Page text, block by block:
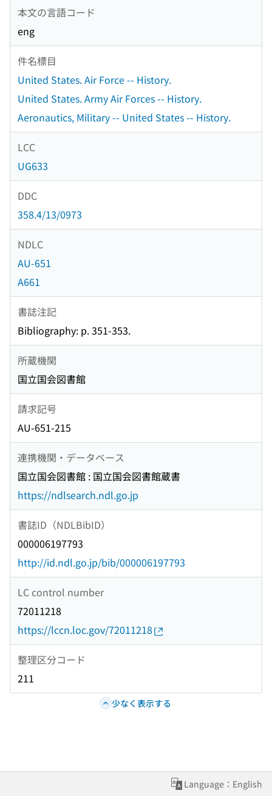
本文の言語コード
eng
件名標目
United States. Air Force -- History.
United States. Army Air Forces -- History.
Aeronautics, Military -- United States -- History.
LCC
UG633
DDC
358.4/13/0973
NDLC
AU-651
A661
書誌注記
Bibliography: p. 351-353.
所蔵機関
国立国会図書館
請求記号
AU-651-215
連携機関・データベース
国立国会図書館 : 国立国会図書館蔵書
https://ndlsearch.ndl.go.jp
書誌ID（NDLBibID）
000006197793
http://id.ndl.go.jp/bib/000006197793
LC control number
72011218
https://lccn.loc.gov/72011218
整理区分コード
211
少なく表示する
Language：English